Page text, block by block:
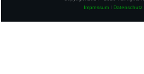
ImpressumI Datenschutz